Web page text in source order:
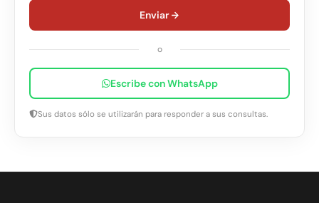
Enviar
o
Escribe con WhatsApp
Sus datos sólo se utilizarán para responder a sus consultas.